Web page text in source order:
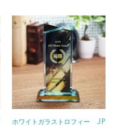
ホワイトガラストロフィー JP